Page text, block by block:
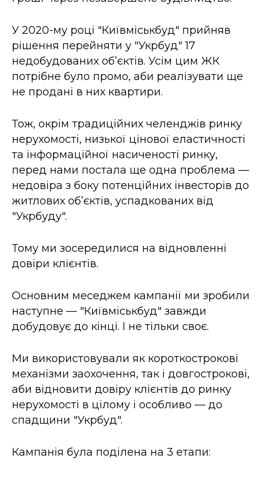
У 2020-му році "Київміськбуд" прийняв
рішення перейняти у "Укрбуд" 17
недобудованих об’єктів. Усім цим ЖК
потрібне було промо, аби реалізувати ще
не продані в них квартири.
Тож, окрім традиційних челенджів ринку
нерухомості, низької цінової еластичності
та інформаційної насиченості ринку,
перед нами постала ще одна проблема —
недовіра з боку потенційних інвесторів до
житлових об’єктів, успадкованих від
"Укрбуду".
Тому ми зосередилися на відновленні
довіри клієнтів.
Основним меседжем кампанії ми зробили
наступне — "Київміськбуд" завжди
добудовує до кінці. І не тільки своє.
Ми використовували як короткострокові
механізми заохочення, так і довгострокові,
аби відновити довіру клієнтів до ринку
нерухомості в цілому і особливо — до
спадщини "Укрбуд".
Кампанія була поділена на 3 етапи: